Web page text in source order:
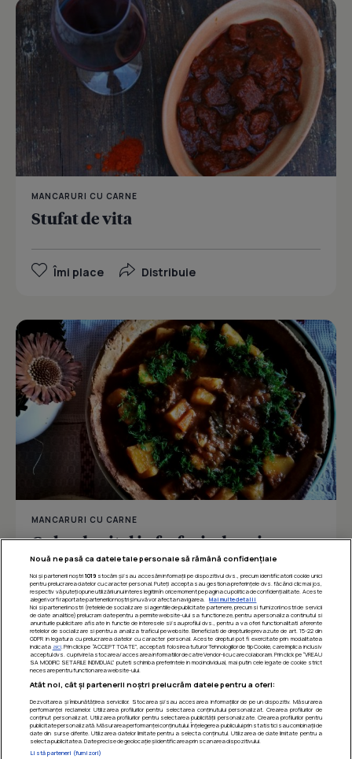
MANCARURI CU CARNE
Stufat de vita
Îmi place Distribuie
MANCARURI CU CARNE
Gulas de vitel in farfurie de paine
Îmi place Distribuie
Nouă ne pasă ca datele tale personale să rămână confidențiale
Noi și partenerii noștri 1019stocăm și/sau accesăm informații pe dispozitivul dvs., precum identificatorii cookie unici
pentru prelucrarea datelor cu caracter personal. Puteți accepta sau gestiona preferințele dvs. făcând clic mai jos,
respectiv vă puteți opune utilizării unui interes legitim în orice moment pe pagina cu politica de confidențialitate. Aceste
alegeri vor fi raportate partenerilor noștri și nu vă vor afecta navigarea.
Mai multe detalii
Noi si partenerii nostri (retelele de socializare si agentiile de publicitate partenere, precum si furnizorii nostri de servicii
de date analitice) prelucram date pentru a permite website-ului sa functioneze, pentru a personaliza continutul si
anunturile publicitare afisate in functie de interesele si/sau profilul dvs., pentru a va oferi functionalitati aferente
retelelor de socializare si pentru a analiza traficul pe website. Beneficiati de drepturile prevazute de art. 15-22 din
GDPR in legatura cu prelucrarea datelor cu caracter personal. Aceste drepturi pot fi exercitate prin modalitatea
indicata aici. Prin click pe “ACCEPT TOATE”, acceptati folosirea tuturor Tehnologiilor de tip Cookie, care implica inclusiv
acceptul dvs. cu privire la stocarea/accesarea informatiilor de catre Vendor-ii cu care colaboram. Prin click pe “VREAU
SA MODIFIC SETARILE INDIVIDUAL” puteti schimba preferintele in mod individual, mai putin cele legate de cookie strict
necesare pentru functionarea website-ului.
Atât noi, cât și partenerii noștri prelucrăm datele pentru a oferi:
Dezvoltarea și îmbunătățirea serviciilor. Stocarea și/sau accesarea informațiilor de pe un dispozitiv. Măsurarea
performanței reclamelor. Utilizarea profilurilor pentru selectarea conținutului personalizat. Crearea profilurilor de
conținut personalizat. Utilizarea profilurilor pentru selectarea publicității personalizate. Crearea profilurilor pentru
publicitate personalizată. Măsurarea performanței conținutului. Înțelegerea publicului prin statistici sau combinații de
date din surse diferite. Utilizarea datelor limitate pentru a selecta conținutul. Utilizarea de date limitate pentru a
selecta publicitatea. Date precise de geolocație și identificarea prin scanarea dispozitivului.
Listă parteneri (furnizori)